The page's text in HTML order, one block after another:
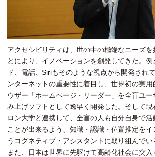
アクセシビリティは、世の中の極端なニーズを
とにより、イノベーションを創発してきた。例
ド、電話、Siriもそのような視点から開発され
ンターネットの重要性に着目し、世界初の実用
ウザー「ホームページ・リーダー」を全盲ユ
み上げソフトとして逸早く開発した。そして現
ロン大学と連携して、全盲の人も自分自身で活
ことが出来るよう、知識・認識・位置推定を
うコグネティブ・アシスタントに取り組んでい
また、日本は世界に先駆けて高齢化社会に突入